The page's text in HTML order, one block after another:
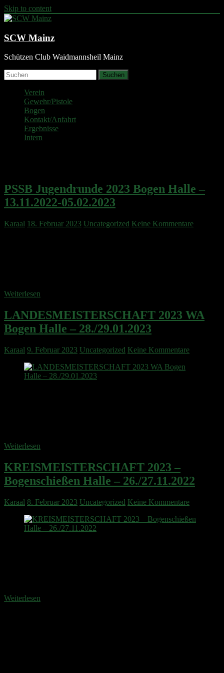
Skip to content
SCW Mainz
Schützen Club Waidmannsheil Mainz
Suchen
Verein
Gewehr/Pistole
Bogen
Kontakt/Anfahrt
Ergebnisse
Intern
PSSB Jugendrunde 2023 Bogen Halle –
13.11.2022-05.02.2023
Karaal 18. Februar 2023 Uncategorized Keine Kommentare
Weiterlesen
LANDESMEISTERSCHAFT 2023 WA
Bogen Halle – 28./29.01.2023
Karaal 9. Februar 2023 Uncategorized Keine Kommentare
Weiterlesen
KREISMEISTERSCHAFT 2023 –
Bogenschießen Halle – 26./27.11.2022
Karaal 8. Februar 2023 Uncategorized Keine Kommentare
Weiterlesen